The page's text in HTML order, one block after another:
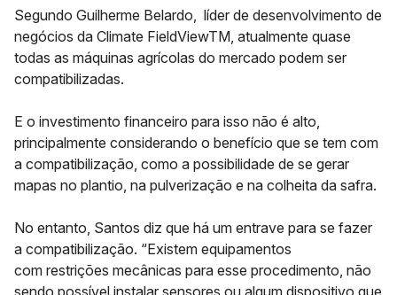
Segundo Guilherme Belardo, líder de desenvolvimento de
negócios da Climate FieldViewTM, atualmente quase
todas as máquinas agrícolas do mercado podem ser
compatibilizadas.
E o investimento financeiro para isso não é alto,
principalmente considerando o benefício que se tem com
a compatibilização, como a possibilidade de se gerar
mapas no plantio, na pulverização e na colheita da safra.
No entanto, Santos diz que há um entrave para se fazer
a compatibilização. “Existem equipamentos
com restrições mecânicas para esse procedimento, não
sendo possível instalar sensores ou algum dispositivo que